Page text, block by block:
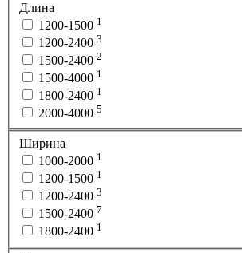
Длина
1200-1500 1
1200-2400 3
1500-2400 2
1500-4000 1
1800-2400 1
2000-4000 5
Ширина
1000-2000 1
1200-1500 1
1200-2400 3
1500-2400 7
1800-2400 1